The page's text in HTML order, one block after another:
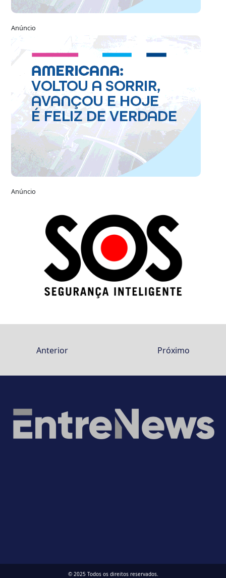
Anúncio
Anúncio
Anterior Próximo
© 2025 Todos os direitos reservados.